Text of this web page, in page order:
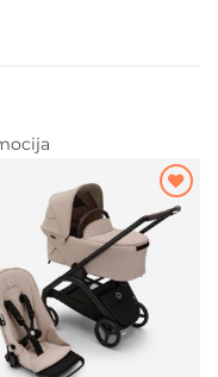
Dodajte
na listu